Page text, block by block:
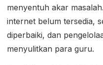
menyentuh akar
internet belum tersedia,
diperbaiki, dan
menyulitkan para guru.